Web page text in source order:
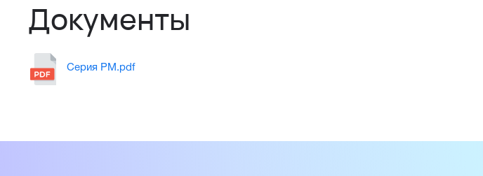
Документы
Серия PM.pdf